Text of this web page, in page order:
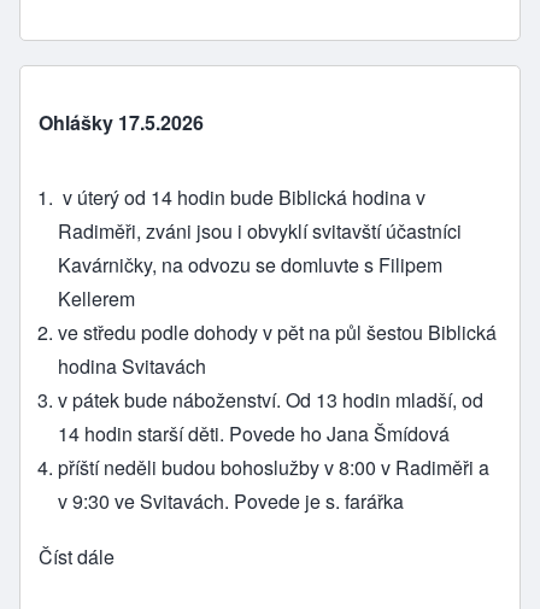
Ohlášky 17.5.2026
v úterý od 14 hodin bude Biblická hodina v
Radiměři, zváni jsou i obvyklí svitavští účastníci
Kavárničky, na odvozu se domluvte s Filipem
Kellerem
ve středu podle dohody v pět na půl šestou Biblická
hodina Svitavách
v pátek bude náboženství. Od 13 hodin mladší, od
14 hodin starší děti. Povede ho Jana Šmídová
příští neděli budou bohoslužby v 8:00 v Radiměři a
v 9:30 ve Svitavách. Povede je s. farářka
Číst dále